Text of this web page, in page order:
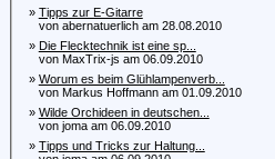
» Tipps zur E-Gitarre
von abernatuerlich am 28.08.2010
» Die Flecktechnik ist eine sp...
von MaxTrix-js am 06.09.2010
» Worum es beim Glühlampenverb...
von Markus Hoffmann am 01.09.2010
» Wilde Orchideen in deutschen...
von joma am 06.09.2010
» Tipps und Tricks zur Haltung...